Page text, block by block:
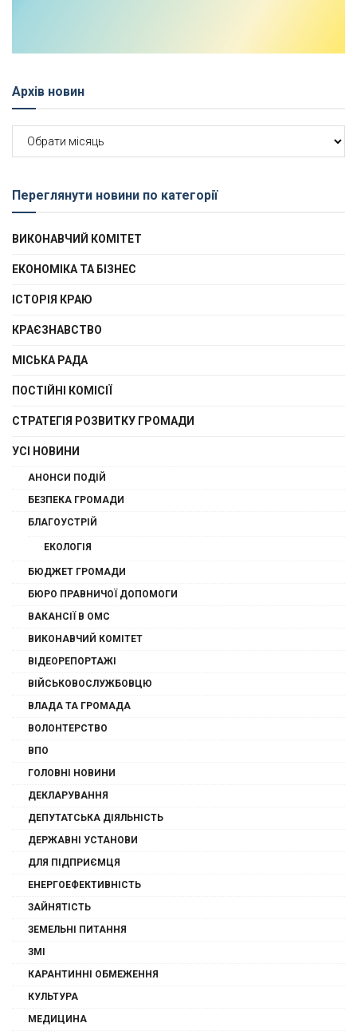
Архів новин
новин
Переглянути новини по категорії
ВИКОНАВЧИЙ КОМІТЕТ
ЕКОНОМІКА ТА БІЗНЕС
ІСТОРІЯ КРАЮ
КРАЄЗНАВСТВО
МІСЬКА РАДА
ПОСТІЙНІ КОМІСІЇ
СТРАТЕГІЯ РОЗВИТКУ ГРОМАДИ
УСІ НОВИНИ
АНОНСИ ПОДІЙ
БЕЗПЕКА ГРОМАДИ
БЛАГОУСТРІЙ
ЕКОЛОГІЯ
БЮДЖЕТ ГРОМАДИ
БЮРО ПРАВНИЧОЇ ДОПОМОГИ
ВАКАНСІЇ В ОМС
ВИКОНАВЧИЙ КОМІТЕТ
ВІДЕОРЕПОРТАЖІ
ВІЙСЬКОВОСЛУЖБОВЦЮ
ВЛАДА ТА ГРОМАДА
ВОЛОНТЕРСТВО
ВПО
ГОЛОВНІ НОВИНИ
ДЕКЛАРУВАННЯ
ДЕПУТАТСЬКА ДІЯЛЬНІСТЬ
ДЕРЖАВНІ УСТАНОВИ
ДЛЯ ПІДПРИЄМЦЯ
ЕНЕРГОЕФЕКТИВНІСТЬ
ЗАЙНЯТІСТЬ
ЗЕМЕЛЬНІ ПИТАННЯ
ЗМІ
КАРАНТИННІ ОБМЕЖЕННЯ
КУЛЬТУРА
МЕДИЦИНА